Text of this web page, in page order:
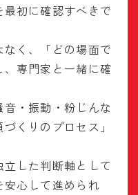
初に確認すべきで
く、「どの場面で
専門家と一緒に確
・振動・粉じんな
くりのプロセス」
した判断軸として
心して進められ